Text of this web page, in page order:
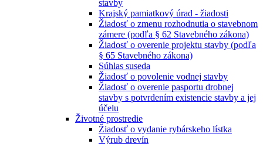
stavby
Krajský pamiatkový úrad - žiadosti
Žiadosť o zmenu rozhodnutia o stavebnom
zámere (podľa § 62 Stavebného zákona)
Žiadosť o overenie projektu stavby (podľa
§ 65 Stavebného zákona)
Súhlas suseda
Žiadosť o povolenie vodnej stavby
Žiadosť o overenie pasportu drobnej
stavby s potvrdením existencie stavby a jej
účelu
Životné prostredie
Žiadosť o vydanie rybárskeho lístka
Výrub drevín